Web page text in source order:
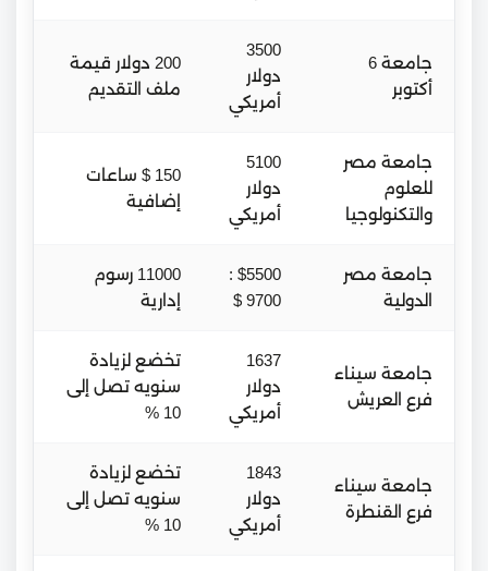
جامعة 6
أكتوبر
3500
دولار
أمريكي
200 دولار قيمة
ملف التقديم
جامعة مصر
للعلوم
والتكنولوجيا
5100
دولار
أمريكي
150 $ ساعات
إضافية
جامعة مصر
الدولية
$5500 :
9700 $
11000 رسوم
إدارية
جامعة سيناء
فرع العريش
1637
دولار
أمريكي
تخضع لزيادة
سنويه تصل إلى
10 %
جامعة سيناء
فرع القنطرة
1843
دولار
أمريكي
تخضع لزيادة
سنويه تصل إلى
10 %